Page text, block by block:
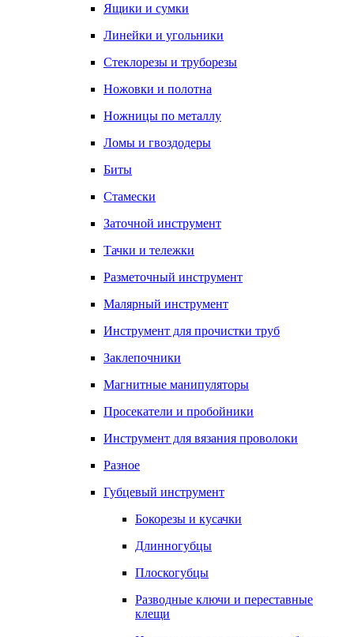
Ящики и сумки
Линейки и угольники
Стеклорезы и труборезы
Ножовки и полотна
Ножницы по металлу
Ломы и гвоздодеры
Биты
Стамески
Заточной инструмент
Тачки и тележки
Разметочный инструмент
Малярный инструмент
Инструмент для прочистки труб
Заклепочники
Магнитные манипуляторы
Просекатели и пробойники
Инструмент для вязания проволоки
Разное
Губцевый инструмент
Бокорезы и кусачки
Длинногубцы
Плоскогубцы
Разводные ключи и переставные
клещи